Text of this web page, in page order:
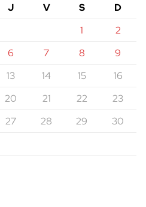
J V S
D
1
2
6 7 8
9
13 14 15
16
20 21 22
23
27 28 29
30